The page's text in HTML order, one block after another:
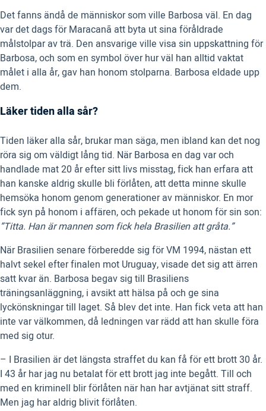
Det fanns ändå de människor som ville Barbosa väl. En dag
var det dags för Maracanã att byta ut sina föråldrade
målstolpar av trä. Den ansvarige ville visa sin uppskattning för
Barbosa, och som en symbol över hur väl han alltid vaktat
målet i alla år, gav han honom stolparna. Barbosa eldade upp
dem.
Läker tiden alla sår?
Tiden läker alla sår, brukar man säga, men ibland kan det nog
röra sig om väldigt lång tid. När Barbosa en dag var och
handlade mat 20 år efter sitt livs misstag, fick han erfara att
han kanske aldrig skulle bli förlåten, att detta minne skulle
hemsöka honom genom generationer av människor. En mor
fick syn på honom i affären, och pekade ut honom för sin son:
”Titta. Han är mannen som fick hela Brasilien att gråta.”
När Brasilien senare förberedde sig för VM 1994, nästan ett
halvt sekel efter finalen mot Uruguay, visade det sig att ärren
satt kvar än. Barbosa begav sig till Brasiliens
träningsanläggning, i avsikt att hälsa på och ge sina
lyckönskningar till laget. Så blev det inte. Han fick veta att han
inte var välkommen, då ledningen var rädd att han skulle föra
med sig otur.
– I Brasilien är det längsta straffet du kan få för ett brott 30 år.
I 43 år har jag nu betalat för ett brott jag inte begått. Till och
med en kriminell blir förlåten när han har avtjänat sitt straff.
Men jag har aldrig blivit förlåten.